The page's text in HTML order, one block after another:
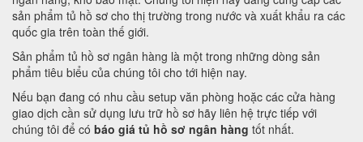
sản phẩm tủ hồ sơ cho thị trường trong nước và xuất khẩu ra các
quốc gia trên toàn thế giới.
Sản phẩm tủ hồ sơ ngân hàng là một trong những dòng sản
phẩm tiêu biểu của chúng tôi cho tới hiện nay.
Nếu bạn đang có nhu cầu setup văn phòng hoặc các cửa hàng
giao dịch cần sử dụng lưu trữ hồ sơ hãy liên hệ trực tiếp với
chúng tôi để có báo giá tủ hồ sơ ngân hàng tốt nhất.